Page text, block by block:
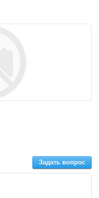
Задать вопрос